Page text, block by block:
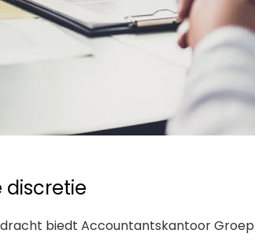
discretie
biedt Accountantskantoor Groep